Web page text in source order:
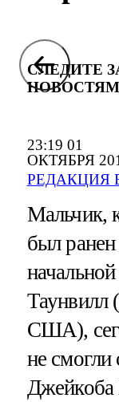
23:19 01
ОКТЯБРЯ
РЕДАКЦИЯ
СЛЕДИТЕ
Мальчик,
был
США),
не смогли
Джейкоба